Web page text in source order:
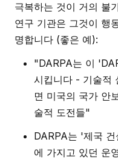
극복하는 것이 거의 불
연구 기관은 그것이 행
명합니다 (좋은 예):
"DARPA는 이
시킵니다 - 기술적
면 미국의 국가 안
술적 도전들"
DARPA는 '제국
에 가지고 있던 운